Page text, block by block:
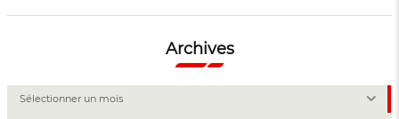
Archives
Archives
Sélectionner un mois